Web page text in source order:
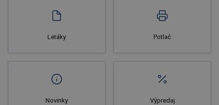
Letáky Potlač
Novinky Výpredaj